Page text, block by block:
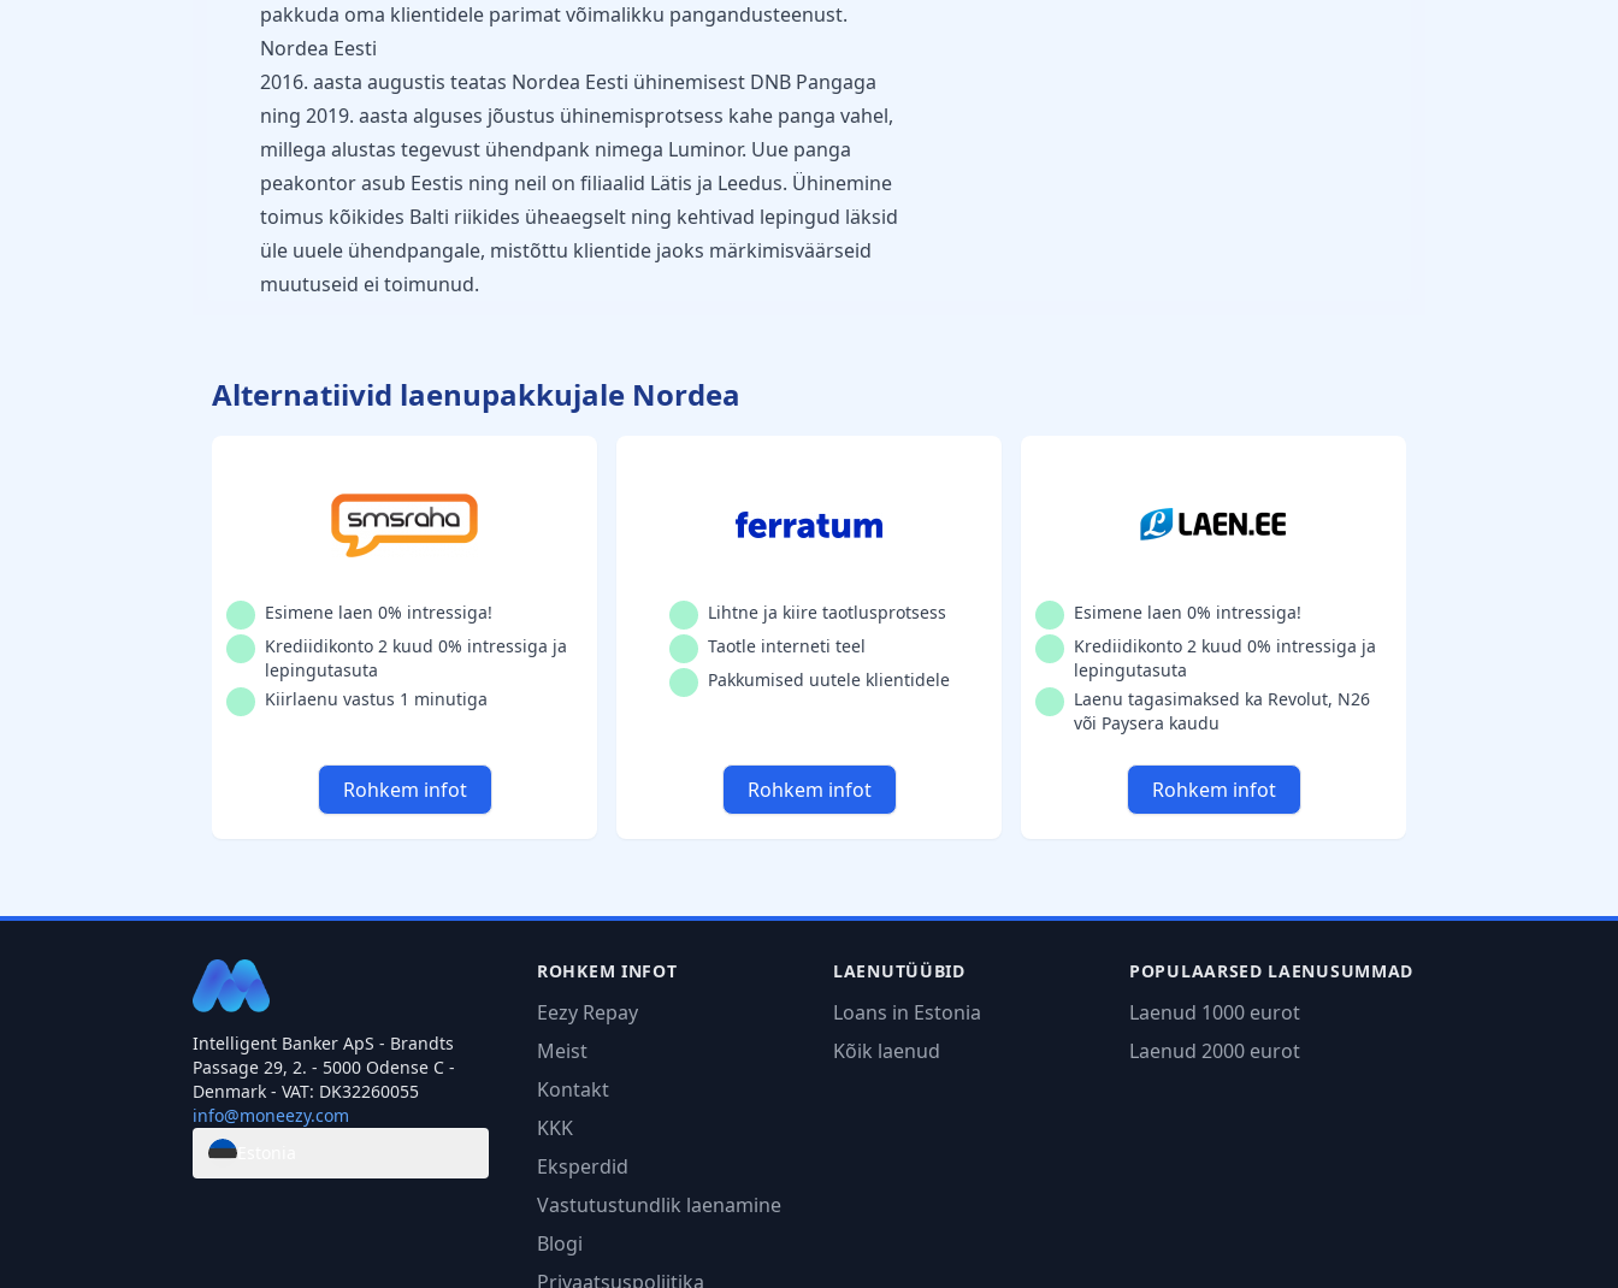
pakkuda oma klientidele parimat võimalikku pangandusteenust.
Nordea Eesti
2016. aasta augustis teatas Nordea Eesti ühinemisest DNB Pangaga
ning 2019. aasta alguses jõustus ühinemisprotsess kahe panga vahel,
millega alustas tegevust ühendpank nimega Luminor. Uue panga
peakontor asub Eestis ning neil on filiaalid Lätis ja Leedus. Ühinemine
toimus kõikides Balti riikides üheaegselt ning kehtivad lepingud läksid
üle uuele ühendpangale, mistõttu klientide jaoks märkimisväärseid
muutuseid ei toimunud.
Alternatiivid laenupakkujale Nordea
Esimene laen 0% intressiga!
Krediidikonto 2 kuud 0% intressiga ja
lepingutasuta
Kiirlaenu vastus 1 minutiga
Rohkem infot
Lihtne ja kiire taotlusprotsess
Taotle interneti teel
Pakkumised uutele klientidele
Rohkem infot
Esimene laen 0% intressiga!
Krediidikonto 2 kuud 0% intressiga ja
lepingutasuta
Laenu tagasimaksed ka Revolut, N26
või Paysera kaudu
Rohkem infot
Intelligent Banker ApS - Brandts
Passage 29, 2. - 5000 Odense C -
Denmark - VAT: DK32260055
info@moneezy.com
ROHKEM INFOT
Eezy Repay
Meist
Kontakt
KKK
Eksperdid
Vastutustundlik laenamine
Blogi
Privaatsuspoliitika
LAENUTÜÜBID
Loans in Estonia
Kõik laenud
POPULAARSED LAENUSUMMAD
Laenud 1000 eurot
Laenud 2000 eurot